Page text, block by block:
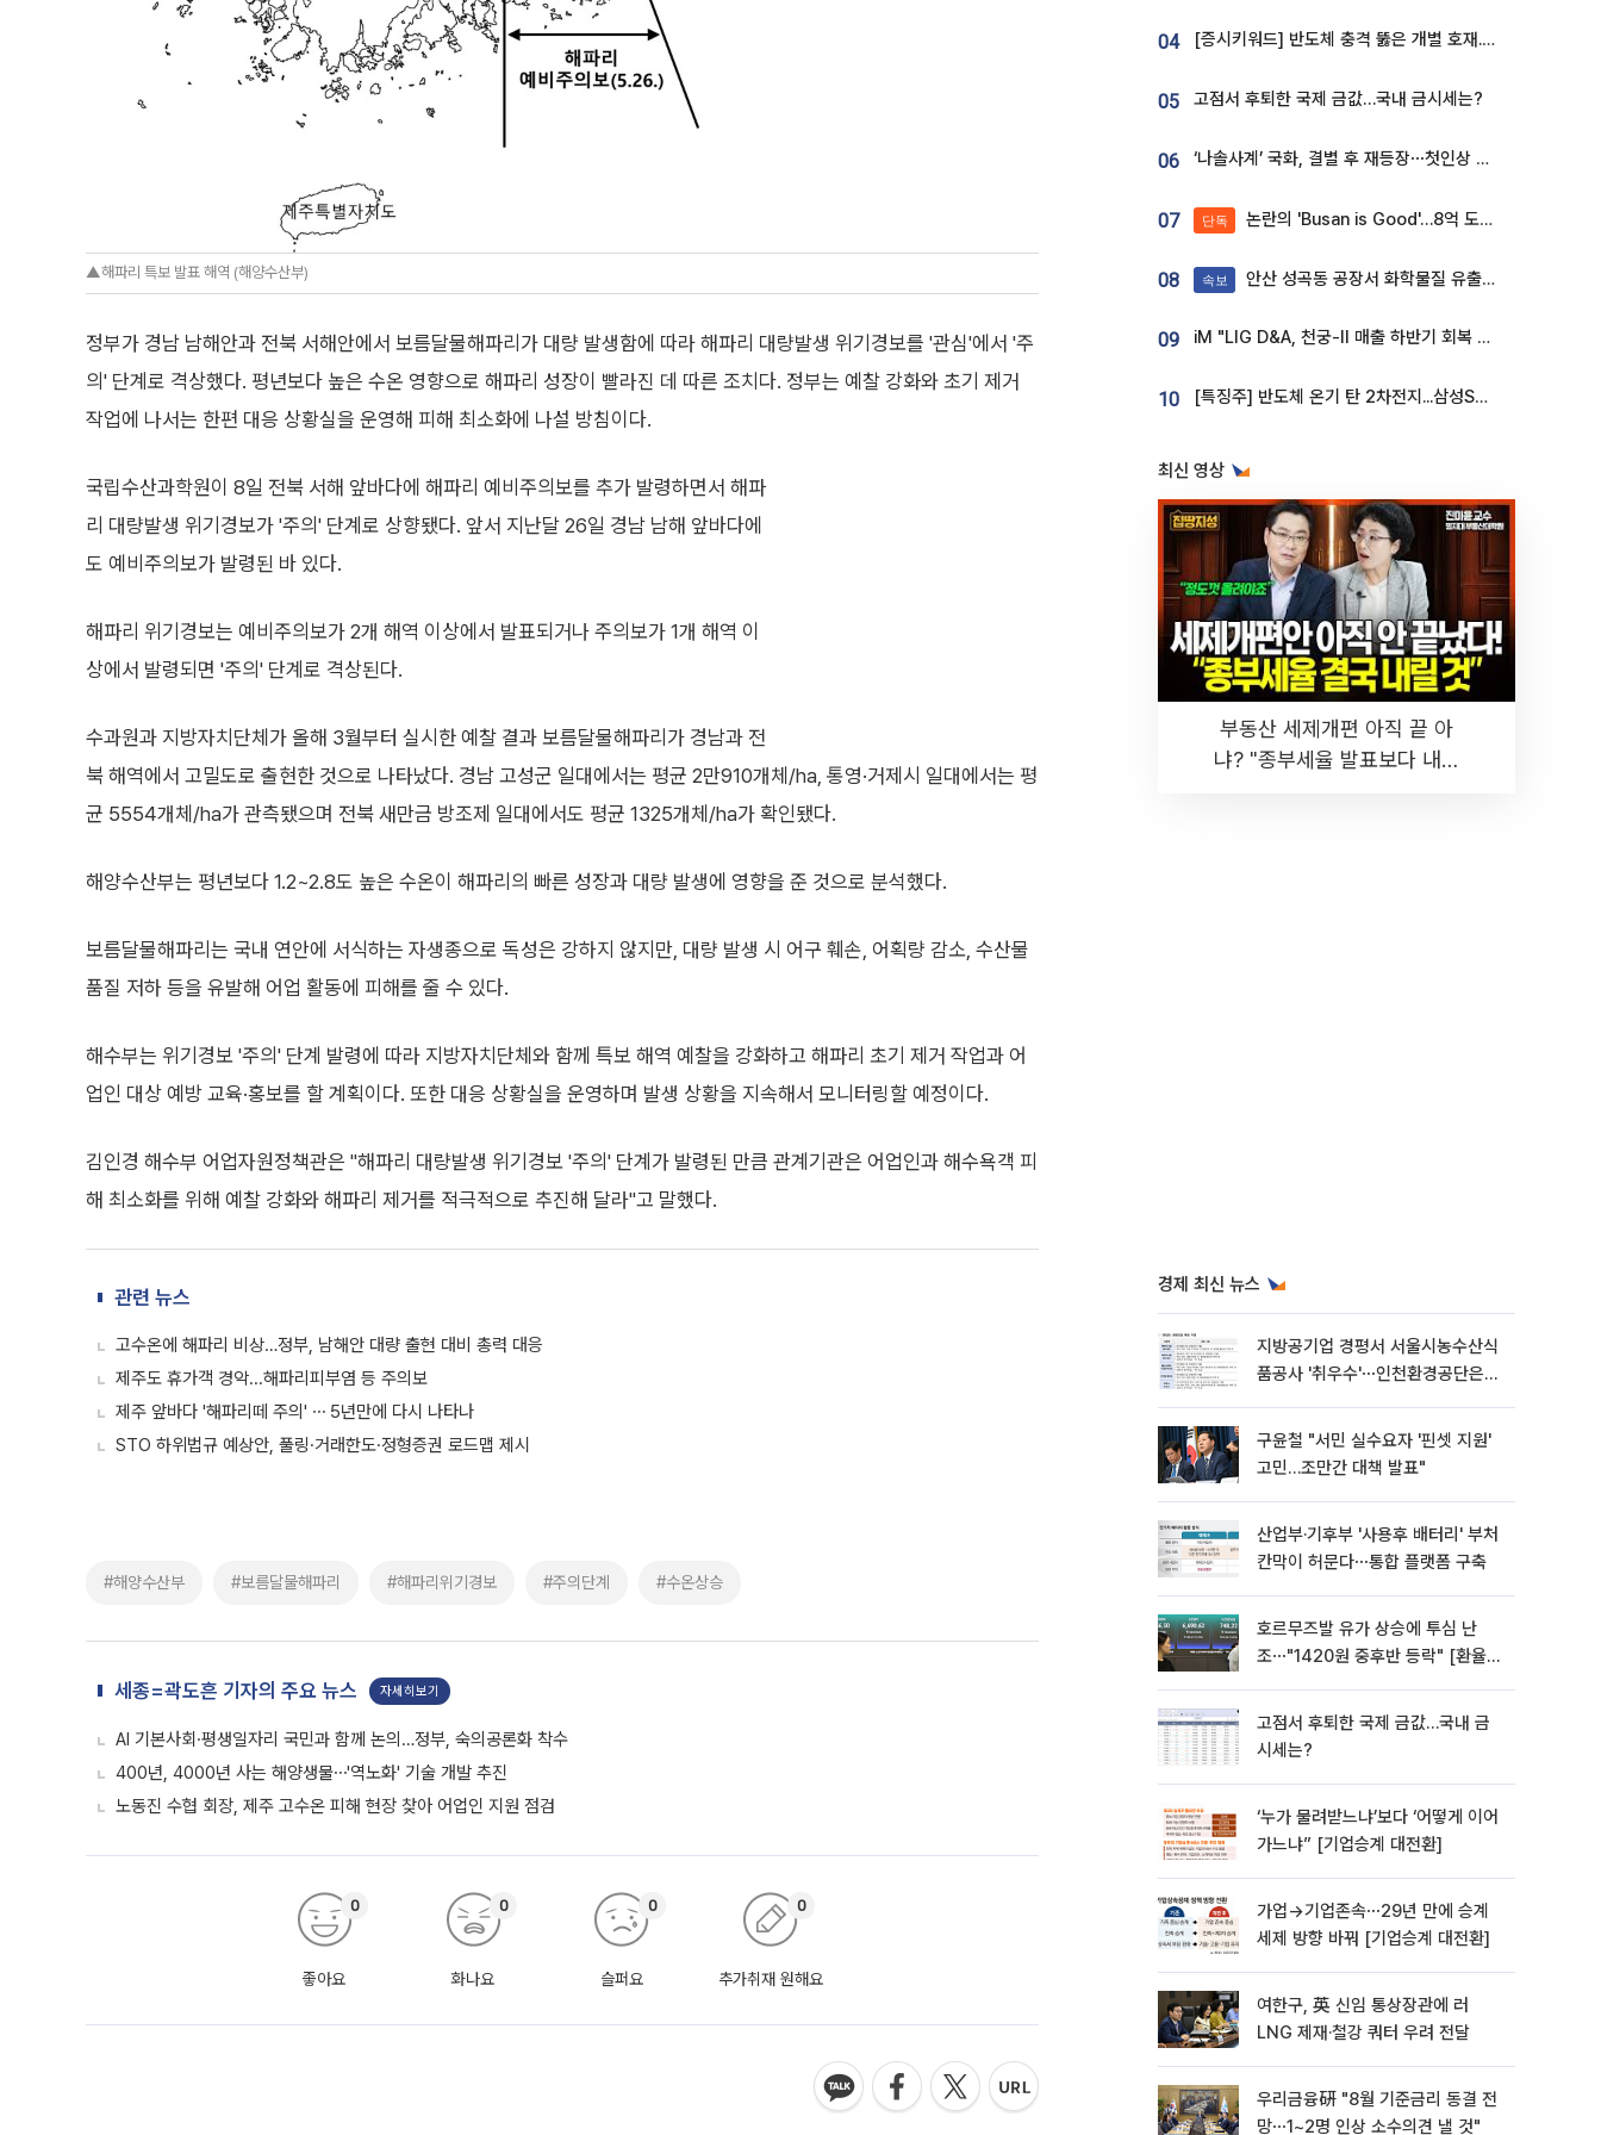
▲해파리 특보 발표 해역 (해양수산부)
정부가 경남 남해안과 전북 서해안에서 보름달물해파리가 대량 발생함에 따라 해파리 대량발생 위기경보를 '관심'에서 '주
의' 단계로 격상했다. 평년보다 높은 수온 영향으로 해파리 성장이 빨라진 데 따른 조치다. 정부는 예찰 강화와 초기 제거
작업에 나서는 한편 대응 상황실을 운영해 피해 최소화에 나설 방침이다.
국립수산과학원이 8일 전북 서해 앞바다에 해파리 예비주의보를 추가 발령하면서 해파
리 대량발생 위기경보가 '주의' 단계로 상향됐다. 앞서 지난달 26일 경남 남해 앞바다에
도 예비주의보가 발령된 바 있다.
해파리 위기경보는 예비주의보가 2개 해역 이상에서 발표되거나 주의보가 1개 해역 이
상에서 발령되면 '주의' 단계로 격상된다.
수과원과 지방자치단체가 올해 3월부터 실시한 예찰 결과 보름달물해파리가 경남과 전
북 해역에서 고밀도로 출현한 것으로 나타났다. 경남 고성군 일대에서는 평균 2만910개체/ha, 통영·거제시 일대에서는 평
균 5554개체/ha가 관측됐으며 전북 새만금 방조제 일대에서도 평균 1325개체/ha가 확인됐다.
해양수산부는 평년보다 1.2~2.8도 높은 수온이 해파리의 빠른 성장과 대량 발생에 영향을 준 것으로 분석했다.
보름달물해파리는 국내 연안에 서식하는 자생종으로 독성은 강하지 않지만, 대량 발생 시 어구 훼손, 어획량 감소, 수산물
품질 저하 등을 유발해 어업 활동에 피해를 줄 수 있다.
해수부는 위기경보 '주의' 단계 발령에 따라 지방자치단체와 함께 특보 해역 예찰을 강화하고 해파리 초기 제거 작업과 어
업인 대상 예방 교육·홍보를 할 계획이다. 또한 대응 상황실을 운영하며 발생 상황을 지속해서 모니터링할 예정이다.
김인경 해수부 어업자원정책관은 "해파리 대량발생 위기경보 '주의' 단계가 발령된 만큼 관계기관은 어업인과 해수욕객 피
해 최소화를 위해 예찰 강화와 해파리 제거를 적극적으로 추진해 달라"고 말했다.
관련 뉴스
고수온에 해파리 비상…정부, 남해안 대량 출현 대비 총력 대응
제주도 휴가객 경악...해파리피부염 등 주의보
제주 앞바다 '해파리떼 주의' ⋯ 5년만에 다시 나타나
STO 하위법규 예상안, 풀링·거래한도·정형증권 로드맵 제시
#해양수산부 #보름달물해파리 #해파리위기경보 #주의단계 #수온상승
세종=곽도흔 기자의 주요 뉴스 자세히보기
AI 기본사회·평생일자리 국민과 함께 논의…정부, 숙의공론화 착수
400년, 4000년 사는 해양생물⋯'역노화' 기술 개발 추진
노동진 수협 회장, 제주 고수온 피해 현장 찾아 어업인 지원 점검
좋아요
0
화나요
0
슬퍼요
0
추가취재 원해요
0
04 [증시키워드] 반도체 충격 뚫은 개별 호재...포스코퓨처엠·에코프로·한화솔루션 '눈길'
05 고점서 후퇴한 국제 금값…국내 금시세는?
06 ‘나솔사계’ 국화, 결별 후 재등장⋯첫인상 투표 휩쓸고 ‘인기녀’ 등극
07 단독 논란의 'Busan is Good'…8억 도시브랜드, 용산 대통령실 CI 업체가 수행
08 속보 안산 성곡동 공장서 화학물질 유출 사고 발생
09 iM "LIG D&A, 천궁-II 매출 하반기 회복 전망…방산 톱픽 유지"
10 [특징주] 반도체 온기 탄 2차전지...삼성SDI, 장 초반 7% 넘게 껑충
최신 영상
부동산 세제개편 아직 끝 아
냐? "종부세율 발표보다 내릴
경제 최신 뉴스
지방공기업 경평서 서울시농수산식
품공사 '취우수'⋯인천환경공단은
구윤철 "서민 실수요자 '핀셋 지원'
고민…조만간 대책 발표"
산업부·기후부 '사용후 배터리' 부처
칸막이 허문다⋯통합 플랫폼 구축
호르무즈발 유가 상승에 투심 난
조⋯"1420원 중후반 등락" [환율전
고점서 후퇴한 국제 금값…국내 금
시세는?
‘누가 물려받느냐’보다 ‘어떻게 이어
가느냐” [기업승계 대전환]
가업→기업존속⋯29년 만에 승계
세제 방향 바꿔 [기업승계 대전환]
여한구, 英 신임 통상장관에 러
LNG 제재·철강 쿼터 우려 전달
우리금융硏 "8월 기준금리 동결 전
망⋯1~2명 인상 소수의견 낼 것"